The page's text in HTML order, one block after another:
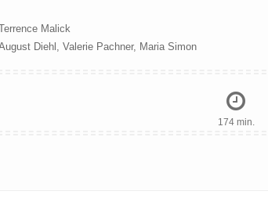
Malick
Diehl, Valerie Pachner, Maria Simon
174 min.